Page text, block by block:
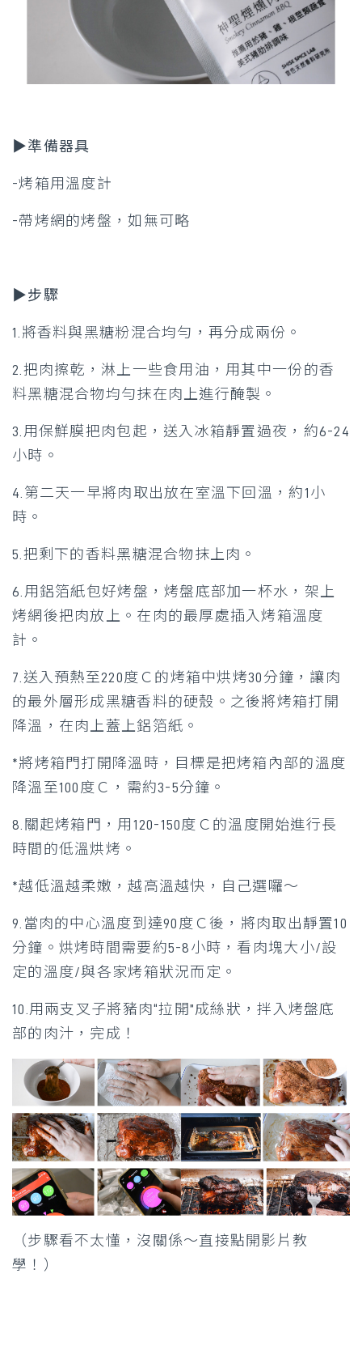
▶準備器具
-烤箱用溫度計
-帶烤網的烤盤，如無可略
▶步驟
1.將香料與黑糖粉混合均勻，再分成兩份。
2.把肉擦乾，淋上一些食用油，用其中一份的香
料黑糖混合物均勻抹在肉上進行醃製。
3.用保鮮膜把肉包起，送入冰箱靜置過夜，約6-24
小時。
4.第二天一早將肉取出放在室溫下回溫，約1小
時。
5.把剩下的香料黑糖混合物抹上肉。
6.用鋁箔紙包好烤盤，烤盤底部加一杯水，架上
烤網後把肉放上。在肉的最厚處插入烤箱溫度
計。
7.送入預熱至220度Ｃ的烤箱中烘烤30分鐘，讓肉
的最外層形成黑糖香料的硬殼。之後將烤箱打開
降溫，在肉上蓋上鋁箔紙。
*將烤箱門打開降溫時，目標是把烤箱內部的溫度
降溫至100度Ｃ，需約3-5分鐘。
8.關起烤箱門，用120-150度Ｃ的溫度開始進行長
時間的低溫烘烤。
*越低溫越柔嫩，越高溫越快，自己選囉～
9.當肉的中心溫度到達90度Ｃ後，將肉取出靜置10
分鐘。烘烤時間需要約5-8小時，看肉塊大小/設
定的溫度/與各家烤箱狀況而定。
10.用兩支叉子將豬肉“拉開”成絲狀，拌入烤盤底
部的肉汁，完成！
（步驟看不太懂，沒關係～直接點開影片教
學！）